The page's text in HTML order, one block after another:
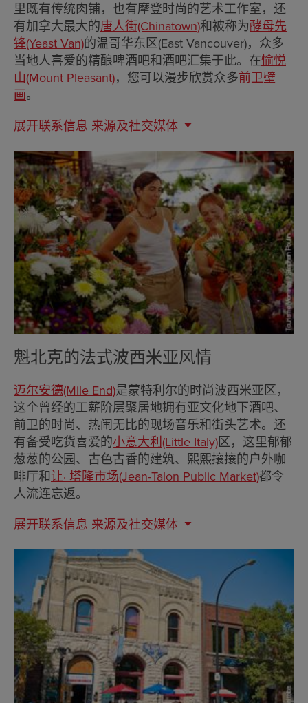
里既有传统肉铺，也有摩登时尚的艺术工作室，还
有加拿大最大的唐人街(Chinatown)和被称为酵母先
锋(Yeast Van)的温哥华东区(East Vancouver)，众多
当地人喜爱的精酿啤酒吧和酒吧汇集于此。在愉悦
山(Mount Pleasant)，您可以漫步欣赏众多前卫壁
画。
展开联系信息 来源及社交媒体
魁北克的法式波西米亚风情
迈尔安德(Mile End)是蒙特利尔的时尚波西米亚区，
这个曾经的工薪阶层聚居地拥有亚文化地下酒吧、
前卫的时尚、热闹无比的现场音乐和街头艺术。还
有备受吃货喜爱的小意大利(Little Italy)区，这里郁郁
葱葱的公园、古色古香的建筑、熙熙攘攘的户外咖
啡厅和让· 塔隆市场(Jean-Talon Public Market)都令
人流连忘返。
展开联系信息 来源及社交媒体